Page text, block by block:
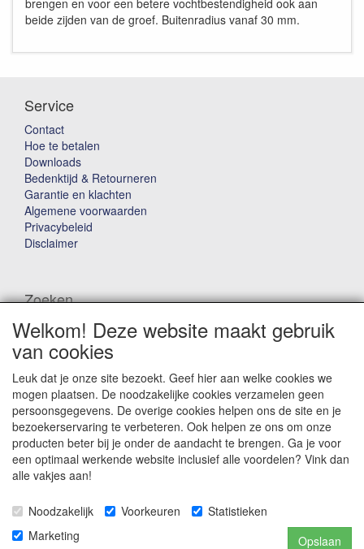
brengen en voor een betere vochtbestendigheid ook aan
beide zijden van de groef. Buitenradius vanaf 30 mm.
Service
Contact
Hoe te betalen
Downloads
Bedenktijd & Retourneren
Garantie en klachten
Algemene voorwaarden
Privacybeleid
Disclaimer
Zoeken
Waar ben je naar op zoek?
Winkelwagen
Uw winkelwagen is leeg
Welkom! Deze website maakt gebruik
van cookies
Leuk dat je onze site bezoekt. Geef hier aan welke cookies we
mogen plaatsen. De noodzakelijke cookies verzamelen geen
persoonsgegevens. De overige cookies helpen ons de site en je
bezoekerservaring te verbeteren. Ook helpen ze ons om onze
producten beter bij je onder de aandacht te brengen. Ga je voor
een optimaal werkende website inclusief alle voordelen? Vink dan
alle vakjes aan!
Noodzakelijk Voorkeuren
Statistieken
Marketing
Opslaan